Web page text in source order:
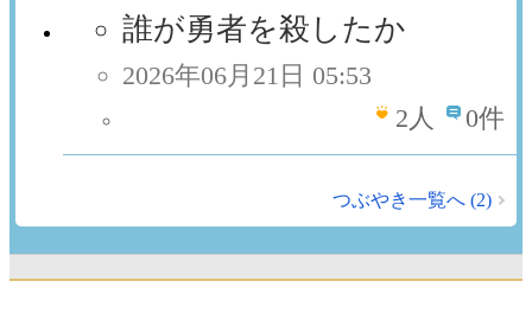
誰が勇者を殺したか
2026年06月21日 05:53
2人 0件
つぶやき一覧へ (2)